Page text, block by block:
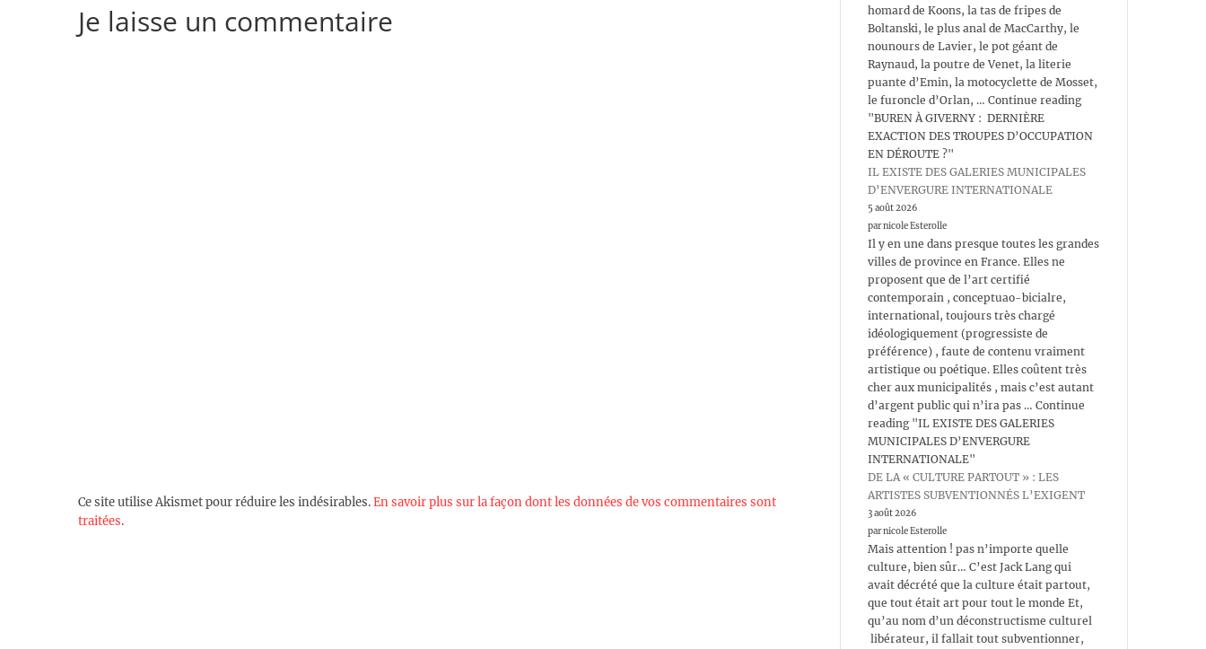
Je laisse un commentaire
Ce site utilise Akismet pour réduire les indésirables.En savoir plus sur la façon dont les données de vos commentaires sont
traitées.
homard de Koons, la tas de fripes de
Boltanski, le plus anal de MacCarthy, le
nounours de Lavier, le pot géant de
Raynaud, la poutre de Venet, la literie
puante d’Emin, la motocyclette de Mosset,
le furoncle d’Orlan, … Continue reading
"BUREN À GIVERNY : DERNIÈRE
EXACTION DES TROUPES D’OCCUPATION
EN DÉROUTE ?"
IL EXISTE DES GALERIES MUNICIPALES
D’ENVERGURE INTERNATIONALE
5 août 2026
par nicole Esterolle
Il y en une dans presque toutes les grandes
villes de province en France. Elles ne
proposent que de l’art certifié
contemporain , conceptuao-bicialre,
international, toujours très chargé
idéologiquement (progressiste de
préférence) , faute de contenu vraiment
artistique ou poétique. Elles coûtent très
cher aux municipalités , mais c’est autant
d’argent public qui n’ira pas … Continue
reading "IL EXISTE DES GALERIES
MUNICIPALES D’ENVERGURE
INTERNATIONALE"
DE LA « CULTURE PARTOUT » : LES
ARTISTES SUBVENTIONNÉS L’EXIGENT
3 août 2026
par nicole Esterolle
Mais attention ! pas n’importe quelle
culture, bien sûr… C’est Jack Lang qui
avait décrété que la culture était partout,
que tout était art pour tout le monde Et,
qu’au nom d’un déconstructisme culturel
libérateur, il fallait tout subventionner,